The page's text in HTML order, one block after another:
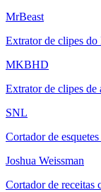
MrBeast
Extrator de clipes do
MKBHD
Extrator de clipes de
SNL
Cortador de
Joshua Weissman
Cortador de receitas